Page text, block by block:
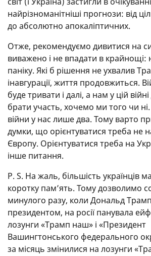
найрізноманітніші прогнози: від
до абсолютно апокаліптичних.
Отже, рекомендуємо дивитися на
виважено і не впадати в крайнощі:
паніку. Які б рішення не ухвалив
інавгурації, життя продовжиться.
буде тривати і далі, а нам у цій
брати участь, хочемо ми того чи ні. І
війни у нас лише два. Тому варто
думки, що орієнтуватися треба не
Європу. Орієнтуватися треба на
інше питання.
P. S. На жаль, більшість українців
коротку пам’ять. Тому дозволимо
минулого разу, коли Дональд
президентом, на росії панувала
лозунги «Трамп наш» і «Президент
Вашингтонського федерального
за місяць змінилися на лозунги